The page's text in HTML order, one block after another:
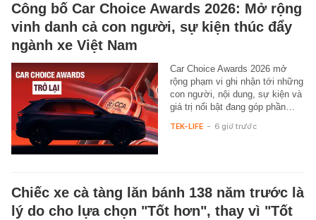
Công bố Car Choice Awards 2026: Mở rộng
vinh danh cả con người, sự kiện thúc đẩy
ngành xe Việt Nam
Car Choice Awards 2026 mở
rộng phạm vi ghi nhận tới những
con người, nội dung, sự kiện và
giá trị nổi bật đang góp phần…
TEK-LIFE - 6 giờ trước
Chiếc xe cà tàng lăn bánh 138 năm trước là
lý do cho lựa chọn "Tốt hơn", thay vì "Tốt